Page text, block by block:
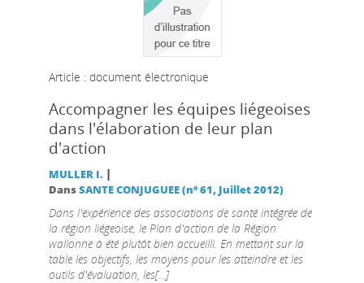
Article : document électronique
Accompagner les équipes liégeoises
dans l'élaboration de leur plan
d'action
MULLER I. |
DansSANTE CONJUGUEE (n° 61, Juillet 2012)
Dans l'expérience des associations de santé intégrée de
la région liégeoise, le Plan d'action de la Région
wallonne à été plutôt bien accueilli. En mettant sur la
table les objectifs, les moyens pour les atteindre et les
outils d'évaluation, les[...]